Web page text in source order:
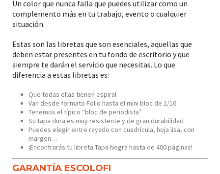
Un color que nunca falla que puedes utilizar como un
complemento más en tu trabajo, evento o cualquier
situación.
Estas son las libretas que son esenciales, aquellas que
deben estar presentes en tu fondo de escritorio y que
siempre te darán el servicio que necesitas. Lo que
diferencia a estas libretas es:
Que todas ellas tienen espiral
Van desde formato Folio hasta el mini bloc de 1/16
Tenemos el típico “bloc de periodista”
Su tapa dura es muy resistente y de gran durabilidad
Puedes elegir entre rayado con cuadrícula, hoja lisa, con
margen…
¡Encontrarás tu libreta Tapa Negra hasta de 400 páginas!
GARANTÍA ESCOLOFI